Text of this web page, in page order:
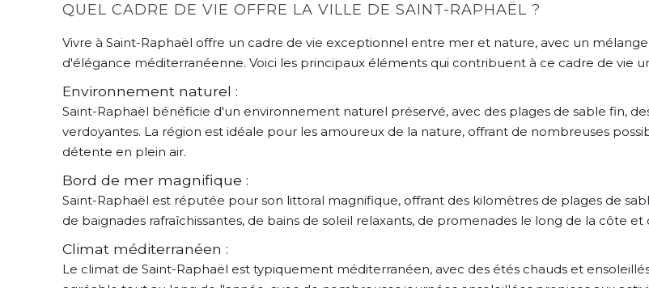
QUEL CADRE DE VIE OFFRE LA VILLE DE SAINT-RAPHAËL ?
Vivre à Saint-Raphaël offre un cadre de vie exceptionnel entre mer et nature, avec un
d'élégance méditerranéenne. Voici les principaux éléments qui contribuent à ce cadre de vie
Environnement naturel :
Saint-Raphaël bénéficie d'un environnement naturel préservé, avec des plages de sable fin,
verdoyantes. La région est idéale pour les amoureux de la nature, offrant de nombreuses
détente en plein air.
Bord de mer magnifique :
Saint-Raphaël est réputée pour son littoral magnifique, offrant des kilomètres de plages de
de baignades rafraîchissantes, de bains de soleil relaxants, de promenades le long de la côte et
Climat méditerranéen :
Le climat de Saint-Raphaël est typiquement méditerranéen, avec des étés chauds et